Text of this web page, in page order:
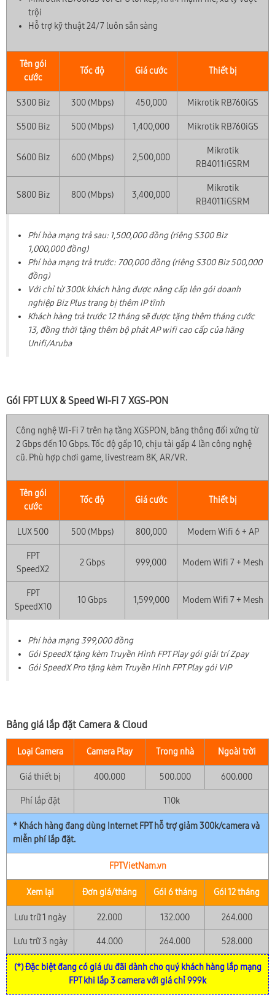
trội
Hỗ trợ kỹ thuật 24/7 luôn sẵn sàng
Tên gói
cước
Tốc độ Giá cước Thiết bị
S300 Biz 300 (Mbps) 450,000 Mikrotik RB760iGS
S500 Biz 500 (Mbps) 1,400,000 Mikrotik RB760iGS
S600 Biz 600 (Mbps) 2,500,000
Mikrotik
RB4011iGSRM
S800 Biz 800 (Mbps) 3,400,000
Mikrotik
RB4011iGSRM
Phí hòa mạng trả sau: 1,500,000 đồng (riêng S300 Biz
1,000,000 đồng)
Phí hòa mạng trả trước: 700,000 đồng (riêng S300 Biz 500,000
đồng)
Với chỉ từ 300k khách hàng được nâng cấp lên gói doanh
nghiệp Biz Plus trang bị thêm IP tĩnh
Khách hàng trả trước 12 tháng sẽ được tặng thêm tháng cước
13, đồng thời tặng thêm bộ phát AP wifi cao cấp của hãng
Unifi/Aruba
Gói FPT LUX & Speed Wi-Fi 7 XGS-PON
Công nghệ Wi-Fi 7 trên hạ tầng XGSPON, băng thông đối xứng từ
2 Gbps đến 10 Gbps. Tốc độ gấp 10, chịu tải gấp 4 lần công nghệ
cũ. Phù hợp chơi game, livestream 8K, AR/VR.
Tên gói
cước
Tốc độ Giá cước Thiết bị
LUX 500 500 (Mbps) 800,000 Modem Wifi 6 + AP
FPT
SpeedX2
2 Gbps 999,000 Modem Wifi 7 + Mesh
FPT
SpeedX10
10 Gbps 1,599,000 Modem Wifi 7 + Mesh
Phí hòa mạng 399,000 đồng
Gói SpeedX tặng kèm Truyền Hình FPT Play gói giải trí Zpay
Gói SpeedX Pro tặng kèm Truyền Hình FPT Play gói VIP
Bảng giá lắp đặt Camera & Cloud
Loại Camera Camera Play Trong nhà Ngoài trời
Giá thiết bị 400.000 500.000 600.000
Phí lắp đặt 110k
* Khách hàng đang dùng Internet FPT hỗ trợ giảm 300k/camera và
miễn phí lắp đặt.
FPTVietNam.vn
Xem lại Đơn giá/tháng Gói 6 tháng Gói 12 tháng
Lưu trữ 1 ngày 22.000 132.000 264.000
Lưu trữ 3 ngày 44.000 264.000 528.000
(*) Đặc biệt đang có giá ưu đãi dành cho quý khách hàng lắp mạng
FPT khi lắp 3 camera với giá chỉ 999k